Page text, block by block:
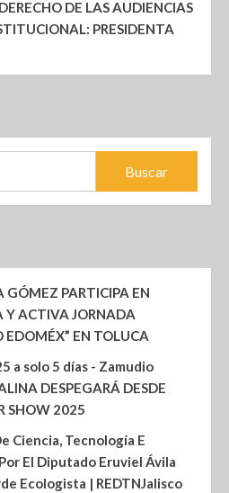
DE LAS AUDIENCIAS
PRESIDENTA
GÓMEZ PARTICIPA EN
Y ACTIVA JORNADA
EDOMÉX” EN TOLUCA
a solo 5 días - Zamudio
DESPEGARÁ DESDE
SHOW 2025
Ciencia, Tecnología E
El Diputado Eruviel Ávila
Ecologista | REDTNJalisco